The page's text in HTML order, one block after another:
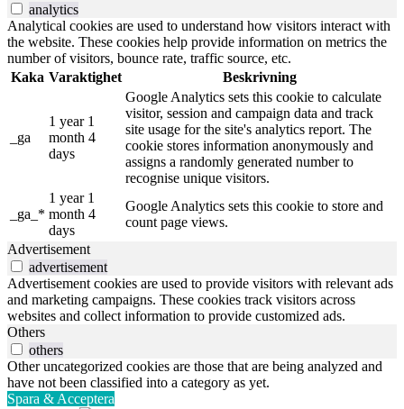
analytics
Analytical cookies are used to understand how visitors interact with
the website. These cookies help provide information on metrics the
number of visitors, bounce rate, traffic source, etc.
Kaka Varaktighet Beskrivning
_ga
1 year 1
month 4
days
Google Analytics sets this cookie to calculate
visitor, session and campaign data and track
site usage for the site's analytics report. The
cookie stores information anonymously and
assigns a randomly generated number to
recognise unique visitors.
_ga_*
1 year 1
month 4
days
Google Analytics sets this cookie to store and
count page views.
Advertisement
advertisement
Advertisement cookies are used to provide visitors with relevant ads
and marketing campaigns. These cookies track visitors across
websites and collect information to provide customized ads.
Others
others
Other uncategorized cookies are those that are being analyzed and
have not been classified into a category as yet.
Spara & Acceptera